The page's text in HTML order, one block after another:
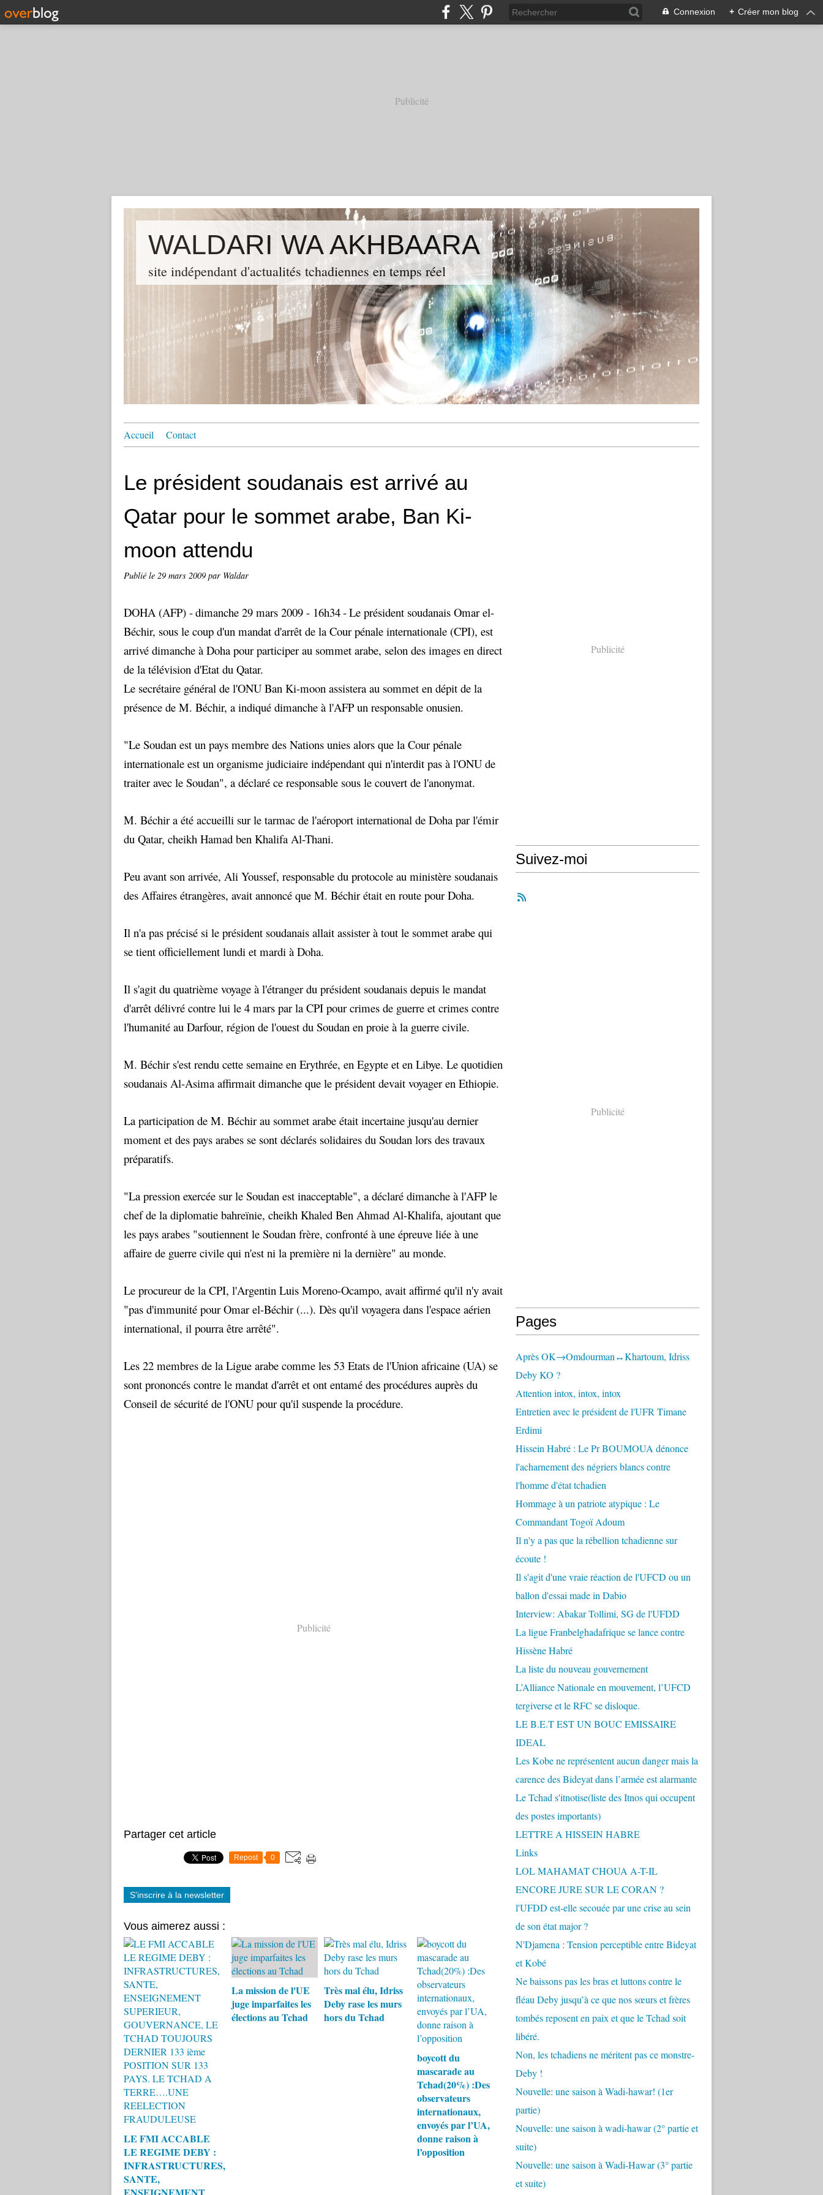
Connexion + Créer mon blog
Publicité
WALDARI WA AKHBAARA
site indépendant d'actualités tchadiennes en temps réel
Accueil Contact
Le président soudanais est arrivé au
Qatar pour le sommet arabe, Ban Ki-
moon attendu
Publié le 29 mars 2009 par Waldar
DOHA (AFP) -dimanche 29 mars 2009 - 16h34-Le président soudanais Omar el-
Béchir, sous le coup d'un mandat d'arrêt de la Cour pénale internationale (CPI), est
arrivé dimanche à Doha pour participer au sommet arabe, selon des images en direct
de la télévision d'Etat du Qatar.
Le secrétaire général de l'ONU Ban Ki-moon assistera au sommet en dépit de la
présence de M. Béchir, a indiqué dimanche à l'AFP un responsable onusien.
"Le Soudan est un pays membre des Nations unies alors que la Cour pénale
internationale est un organisme judiciaire indépendant qui n'interdit pas à l'ONU de
traiter avec le Soudan", a déclaré ce responsable sous le couvert de l'anonymat.
M. Béchir a été accueilli sur le tarmac de l'aéroport international de Doha par l'émir
du Qatar, cheikh Hamad ben Khalifa Al-Thani.
Peu avant son arrivée, Ali Youssef, responsable du protocole au ministère soudanais
des Affaires étrangères, avait annoncé que M. Béchir était en route pour Doha.
Il n'a pas précisé si le président soudanais allait assister à tout le sommet arabe qui
se tient officiellement lundi et mardi à Doha.
Il s'agit du quatrième voyage à l'étranger du président soudanais depuis le mandat
d'arrêt délivré contre lui le 4 mars par la CPI pour crimes de guerre et crimes contre
l'humanité au Darfour, région de l'ouest du Soudan en proie à la guerre civile.
M. Béchir s'est rendu cette semaine en Erythrée, en Egypte et en Libye. Le quotidien
soudanais Al-Asima affirmait dimanche que le président devait voyager en Ethiopie.
La participation de M. Béchir au sommet arabe était incertaine jusqu'au dernier
moment et des pays arabes se sont déclarés solidaires du Soudan lors des travaux
préparatifs.
"La pression exercée sur le Soudan est inacceptable", a déclaré dimanche à l'AFP le
chef de la diplomatie bahreïnie, cheikh Khaled Ben Ahmad Al-Khalifa, ajoutant que
les pays arabes "soutiennent le Soudan frère, confronté à une épreuve liée à une
affaire de guerre civile qui n'est ni la première ni la dernière" au monde.
Le procureur de la CPI, l'Argentin Luis Moreno-Ocampo, avait affirmé qu'il n'y avait
"pas d'immunité pour Omar el-Béchir (...). Dès qu'il voyagera dans l'espace aérien
international, il pourra être arrêté".
Les 22 membres de la Ligue arabe comme les 53 Etats de l'Union africaine (UA) se
sont prononcés contre le mandat d'arrêt et ont entamé des procédures auprès du
Conseil de sécurité de l'ONU pour qu'il suspende la procédure.
Publicité
Partager cet article
Repost 0
S'inscrire à la newsletter
Vous aimerez aussi :
LE FMI ACCABLE
LE REGIME DEBY :
INFRASTRUCTURES,
SANTE,
La mission de l'UE
juge imparfaites les
élections au Tchad
Très mal élu, Idriss
Deby rase les murs
hors du Tchad
boycott du
mascarade au
Tchad(20%) :Des
observateurs
internationaux,
envoyés par l’UA,
donne raison à
l’opposition
Publicité
Suivez-moi
Publicité
Pages
Après OK→Omdourman↔Khartoum, Idriss
Deby KO ?
Attention intox, intox, intox
Entretien avec le président de l'UFR Timane
Erdimi
Hissein Habré : Le Pr BOUMOUA dénonce
l'acharnement des négriers blancs contre
l'homme d'état tchadien
Hommage à un patriote atypique : Le
Commandant Togoï Adoum
Il n'y a pas que la rébellion tchadienne sur
écoute !
Il s'agit d'une vraie réaction de l'UFCD ou un
ballon d'essai made in Dabio
Interview: Abakar Tollimi, SG de l'UFDD
La ligue Franbelghadafrique se lance contre
Hissène Habré
La liste du nouveau gouvernement
L’Alliance Nationale en mouvement, l’UFCD
tergiverse et le RFC se disloque.
LE B.E.T EST UN BOUC EMISSAIRE
IDEAL
Les Kobe ne représentent aucun danger mais la
carence des Bideyat dans l’armée est alarmante
Le Tchad s'itnotise(liste des Itnos qui occupent
des postes importants)
LETTRE A HISSEIN HABRE
Links
LOL MAHAMAT CHOUA A-T-IL
ENCORE JURE SUR LE CORAN ?
l'UFDD est-elle secouée par une crise au sein
de son état major ?
N'Djamena : Tension perceptible entre Bideyat
et Kobé
Ne baissons pas les bras et luttons contre le
fléau Deby jusqu’à ce que nos sœurs et frères
tombés reposent en paix et que le Tchad soit
libéré.
Non, les tchadiens ne méritent pas ce monstre-
Deby !
Nouvelle: une saison à Wadi-hawar! (1er
partie)
Nouvelle: une saison à wadi-hawar (2° partie et
suite)
Nouvelle: une saison à Wadi-Hawar (3° partie
et suite)